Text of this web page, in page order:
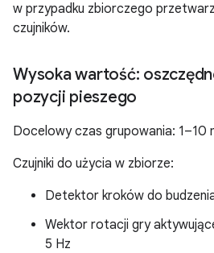
w przypadku zbiorczego
czujników.
Wysoka wartość:
pozycji pieszego
Docelowy czas grupowania: 1–10
Czujniki do użycia w zbiorze:
Detektor kroków do
Wektor rotacji gry
5 Hz